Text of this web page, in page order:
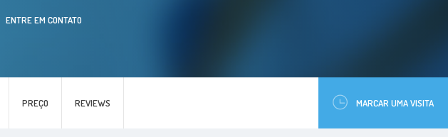
PREÇO REVIEWS MARCAR UMA VISITA
ENTRE EM CONTATO